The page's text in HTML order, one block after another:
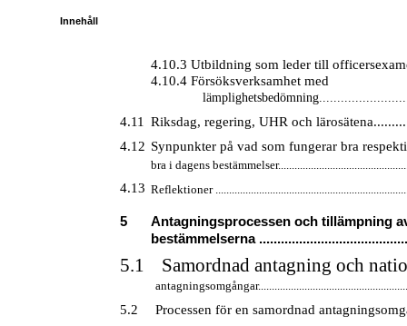
Innehåll
4.10.3 Utbildning som leder till
4.10.4 Försöksverksamhet med
4.11
Riksdag, regering, UHR och
4.12 Synpunkter på vad som fungerar bra
bra i dagens
4.13 Reflektioner
5
Antagningsprocessen och tillämpning
bestämmelserna
5.1 Samordnad antagning och
5.2
Processen för en samordnad